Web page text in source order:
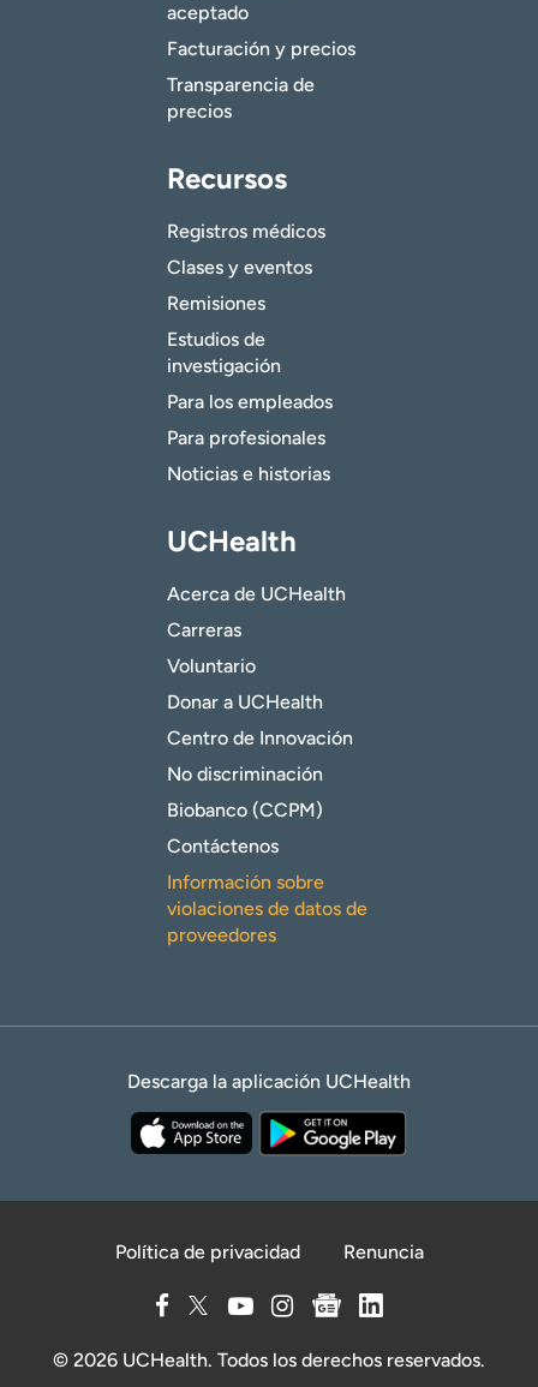
aceptado
Facturación y precios
Transparencia de
precios
Recursos
Registros médicos
Clases y eventos
Remisiones
Estudios de
investigación
Para los empleados
Para profesionales
Noticias e historias
UCHealth
Acerca de UCHealth
Carreras
Voluntario
Donar a UCHealth
Centro de Innovación
No discriminación
Biobanco (CCPM)
Contáctenos
Información sobre
violaciones de datos de
proveedores
Descarga la aplicación UCHealth
Política de privacidad Renuncia
© 2026 UCHealth. Todos los derechos reservados.